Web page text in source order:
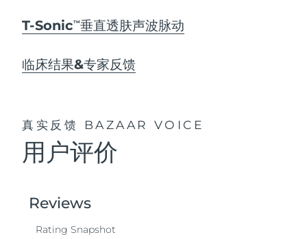
T-SonicTM 垂直透肤声波脉动
临床结果&专家反馈
真实反馈 BAZAAR VOICE
用户评价